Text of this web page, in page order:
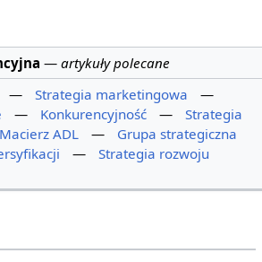
—artykuły polecane
— Strategia marketingowa
—
— Konkurencyjność —
Strategia
Macierz ADL —
Grupa strategiczna
—
Strategia rozwoju